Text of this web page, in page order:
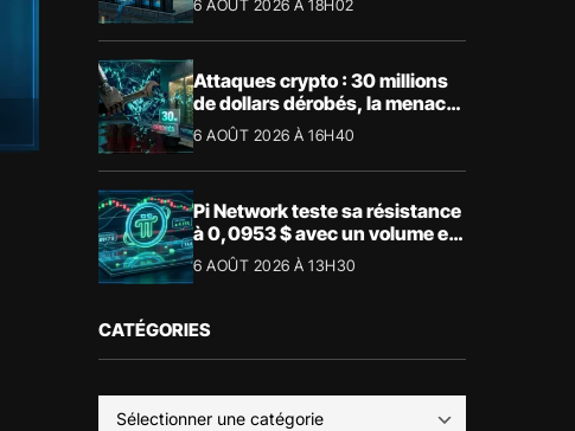
6 AOÛT 2026 À 18H02
Attaques crypto : 30 millions
de dollars dérobés, la menace
devient physique
6 AOÛT 2026 À 16H40
Pi Network teste sa résistance
à 0,0953 $ avec un volume en
forte hausse
6 AOÛT 2026 À 13H30
CATÉGORIES